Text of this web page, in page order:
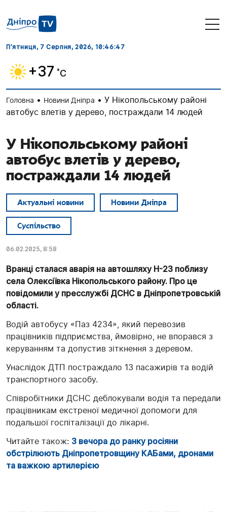
П’ятниця, 7 Серпня, 2026, 10:46:48
+37 ˚C
Головна • Новини Дніпра • У Нікопольському районі
автобус влетів у дерево, постраждали 14 людей
У Нікопольському районі
автобус влетів у дерево,
постраждали 14 людей
Актуальні новини Новини Дніпра
Суспільство
06.02.2025, 8:58
Вранці сталася аварія на автошляху Н-23 поблизу
села Олексіївка Нікопольського району. Про це
повідомили у пресслужбі ДСНС в Дніпропетровській
області.
Водій автобусу «Паз 4234», який перевозив
працівників підприємства, ймовірно, не впорався з
керуванням та допустив зіткнення з деревом.
Унаслідок ДТП постраждало 13 пасажирів та водій
транспортного засобу.
Співробітники ДСНС деблокували водія та передали
працівникам екстреної медичної допомоги для
подальшої госпіталізації до лікарні.
Читайте також: З вечора до ранку росіяни
обстрілюють Дніпропетровщину КАБами, дронами
та важкою артилерією